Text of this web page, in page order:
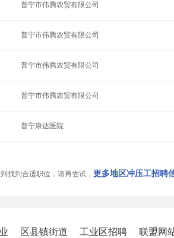
普宁市伟腾农贸有限公司
普宁市伟腾农贸有限公司
普宁市伟腾农贸有限公司
普宁市伟腾农贸有限公司
普宁康达医院
找到合适职位，请再尝试， 更多地区冲压工招聘
区县镇街道 工业区招聘 联盟网